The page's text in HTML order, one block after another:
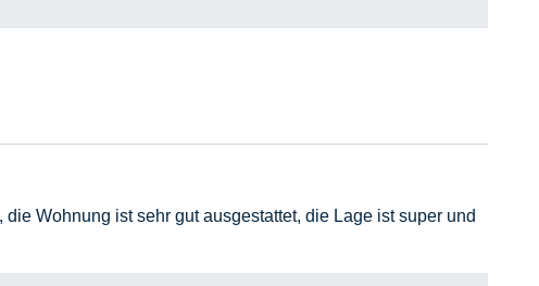
Wohnung ist sehr gut ausgestattet, die Lage ist super und